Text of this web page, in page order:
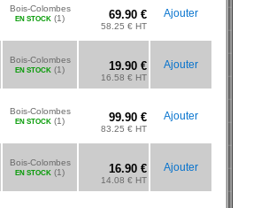
Bois-Colombes
EN STOCK (1) 69.90 €
58.25 € HT
Ajouter
Bois-Colombes
EN STOCK (1) 19.90 €
16.58 € HT
Ajouter
Bois-Colombes
EN STOCK (1) 99.90 €
83.25 € HT
Ajouter
Bois-Colombes
EN STOCK (1) 16.90 €
14.08 € HT
Ajouter